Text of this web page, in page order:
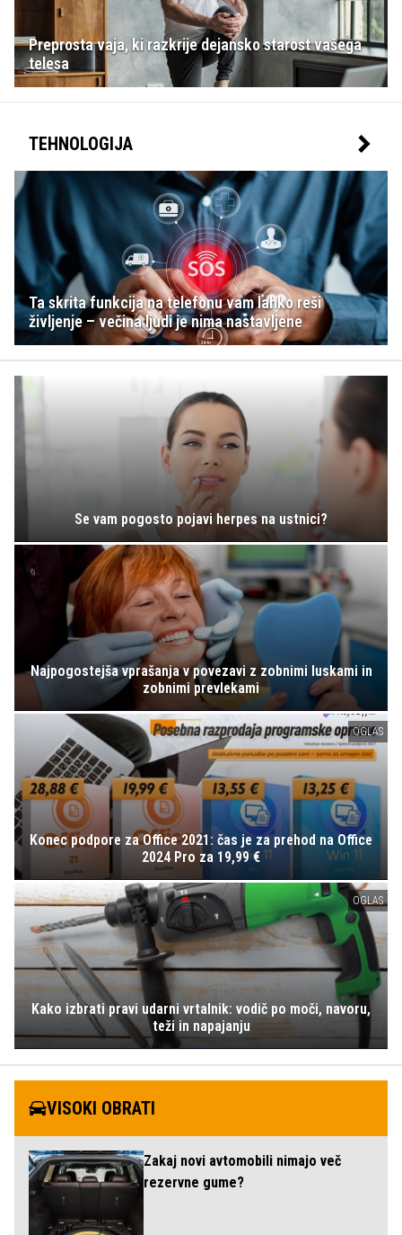
Preprosta vaja, ki razkrije dejansko starost vašega
telesa
TEHNOLOGIJA
Ta skrita funkcija na telefonu vam lahko reši
življenje – večina ljudi je nima nastavljene
Se vam pogosto pojavi herpes na ustnici?
Najpogostejša vprašanja v povezavi z zobnimi luskami in
zobnimi prevlekami
OGLAS
Konec podpore za Office 2021: čas je za prehod na Office
2024 Pro za 19,99 €
OGLAS
Kako izbrati pravi udarni vrtalnik: vodič po moči, navoru,
teži in napajanju
VISOKI OBRATI
Zakaj novi avtomobili nimajo več
rezervne gume?